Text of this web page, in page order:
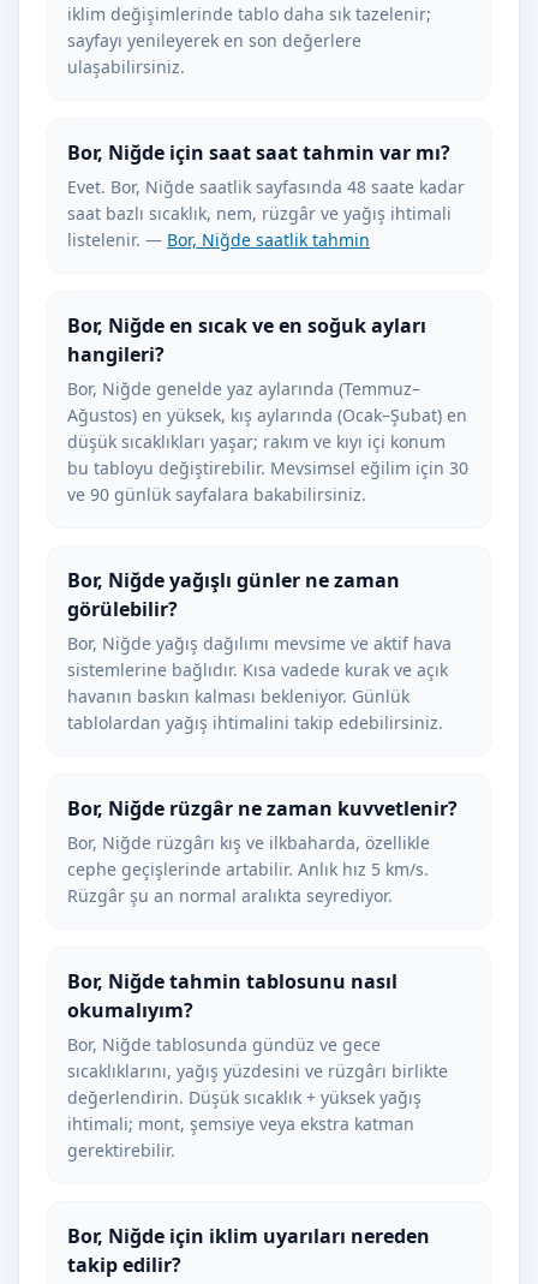
iklim değişimlerinde tablo daha sık tazelenir;
sayfayı yenileyerek en son değerlere
ulaşabilirsiniz.
Bor, Niğde için saat saat tahmin var mı?
Evet. Bor, Niğde saatlik sayfasında 48 saate kadar
saat bazlı sıcaklık, nem, rüzgâr ve yağış ihtimali
listelenir. — Bor, Niğde saatlik tahmin
Bor, Niğde en sıcak ve en soğuk ayları
hangileri?
Bor, Niğde genelde yaz aylarında (Temmuz–
Ağustos) en yüksek, kış aylarında (Ocak–Şubat) en
düşük sıcaklıkları yaşar; rakım ve kıyı içi konum
bu tabloyu değiştirebilir. Mevsimsel eğilim için 30
ve 90 günlük sayfalara bakabilirsiniz.
Bor, Niğde yağışlı günler ne zaman
görülebilir?
Bor, Niğde yağış dağılımı mevsime ve aktif hava
sistemlerine bağlıdır. Kısa vadede kurak ve açık
havanın baskın kalması bekleniyor. Günlük
tablolardan yağış ihtimalini takip edebilirsiniz.
Bor, Niğde rüzgâr ne zaman kuvvetlenir?
Bor, Niğde rüzgârı kış ve ilkbaharda, özellikle
cephe geçişlerinde artabilir. Anlık hız 5 km/s.
Rüzgâr şu an normal aralıkta seyrediyor.
Bor, Niğde tahmin tablosunu nasıl
okumalıyım?
Bor, Niğde tablosunda gündüz ve gece
sıcaklıklarını, yağış yüzdesini ve rüzgârı birlikte
değerlendirin. Düşük sıcaklık + yüksek yağış
ihtimali; mont, şemsiye veya ekstra katman
gerektirebilir.
Bor, Niğde için iklim uyarıları nereden
takip edilir?